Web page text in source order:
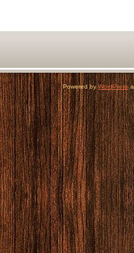
Powered byWordPress